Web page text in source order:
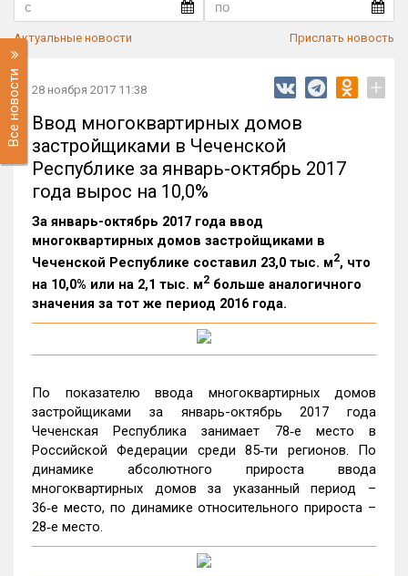
Актуальные новости Прислать новость
Все новости 28 ноября 2017 11:38 +
Ввод многоквартирных домов
застройщиками в Чеченской
Республике за январь-октябрь 2017
года вырос на 10,0%
За январь-октябрь 2017 года ввод
многоквартирных домов застройщиками в
Чеченской Республике составил 23,0 тыс. м2, что
на 10,0% или на 2,1 тыс. м2 больше аналогичного
значения за тот же период 2016 года.
По показателю ввода многоквартирных домов
застройщиками за январь-октябрь 2017 года
Чеченская Республика занимает 78‑е место в
Российской Федерации среди 85‑ти регионов. По
динамике абсолютного прироста ввода
многоквартирных домов за указанный период –
36‑е место, по динамике относительного прироста –
28‑е место.